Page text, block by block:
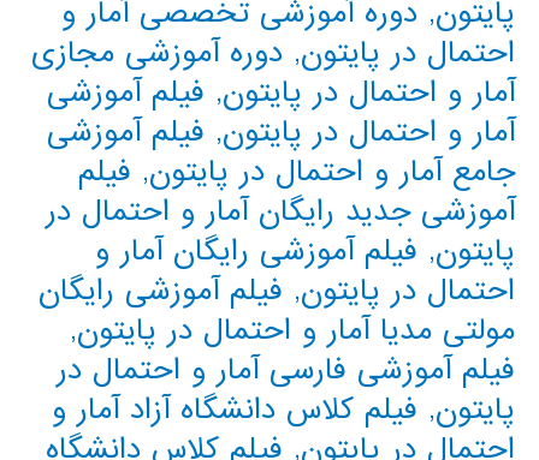
پایتون, دوره آموزشی تخصصی آمار و
احتمال در پایتون, دوره آموزشی مجازی
آمار و احتمال در پایتون, فیلم آموزشی
آمار و احتمال در پایتون, فیلم آموزشی
جامع آمار و احتمال در پایتون, فیلم
آموزشی جدید رایگان آمار و احتمال در
پایتون, فیلم آموزشی رایگان آمار و
احتمال در پایتون, فیلم آموزشی رایگان
مولتی مدیا آمار و احتمال در پایتون,
فیلم آموزشی فارسی آمار و احتمال در
پایتون, فیلم کلاس دانشگاه آزاد آمار و
احتمال در پایتون, فیلم کلاس دانشگاه